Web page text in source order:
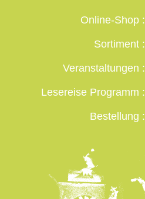
Online-Shop :
Sortiment :
Veranstaltungen :
Lesereise Programm :
Bestellung :